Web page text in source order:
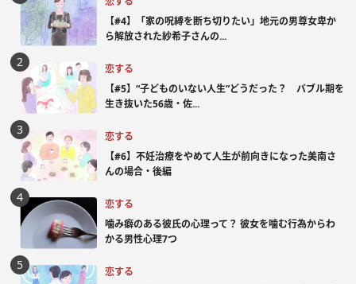
【#4】「家の呪縛を断ち切りたい」地元の男尊女卑か
ら解放された紗希子さんの...
恋する
【#5】“子どものいない人生”どうだった？ バブル期を
生き抜いた56歳・佐...
恋する
【#6】不妊治療をやめて人生が前向きになった美南さ
んの場合・後編
恋する
噛み癖のある彼氏の心理って？ 彼女を噛む行為からわ
かる男性心理7つ
恋する